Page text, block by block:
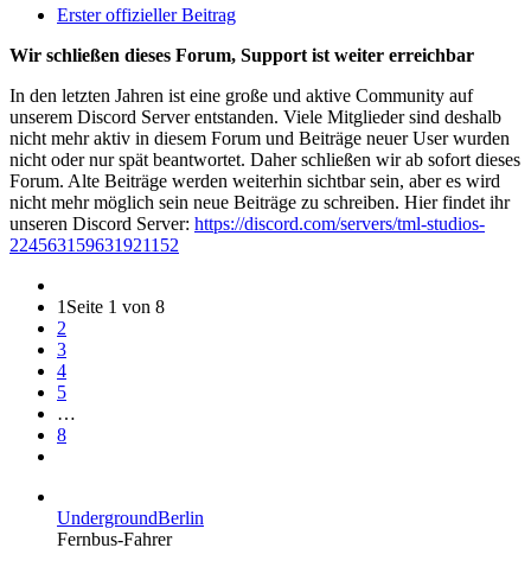
Erster offizieller Beitrag
Wir schließen dieses Forum, Support ist weiter erreichbar
In den letzten Jahren ist eine große und aktive Community auf
unserem Discord Server entstanden. Viele Mitglieder sind deshalb
nicht mehr aktiv in diesem Forum und Beiträge neuer User wurden
nicht oder nur spät beantwortet. Daher schließen wir ab sofort dieses
Forum. Alte Beiträge werden weiterhin sichtbar sein, aber es wird
nicht mehr möglich sein neue Beiträge zu schreiben. Hier findet ihr
unseren Discord Server: https://discord.com/servers/tml-studios-
224563159631921152
1 Seite 1 von 8
2
3
4
5
…
8
UndergroundBerlin
Fernbus-Fahrer